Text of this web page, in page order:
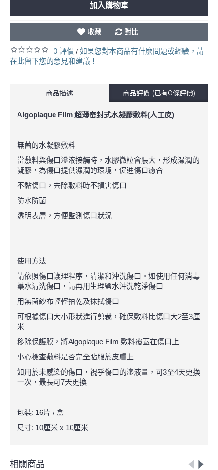
加入購物車
收藏 對比
0 評價 / 如果您對本商品有什麼問題或經驗，請
在此留下您的意見和建議！
商品描述 商品評價 (已有0條評價)
Algoplaque Film 超薄密封式水凝膠敷料(人工皮)
無菌的水凝膠敷料
當敷料與傷口滲液接觸時，水膠微粒會脹大，形成濕潤的
凝膠，為傷口提供濕潤的環境，促進傷口癒合
不黏傷口，去除敷料時不損害傷口
防水防菌
透明表層，方便監測傷口狀況
使用方法
請依照傷口護理程序，清潔和沖洗傷口。如使用任何消毒
藥水清洗傷口，請再用生理鹽水沖洗乾淨傷口
用無菌紗布輕輕拍乾及抹拭傷口
可根據傷口大小形狀進行剪裁，確保敷料比傷口大2至3厘
米
移除保護膜，將Algoplaque Film 敷料覆蓋在傷口上
小心檢查敷料是否完全貼服於皮膚上
如用於未感染的傷口，視乎傷口的滲液量，可3至4天更換
一次，最長可7天更換
包裝: 16片 / 盒
尺寸: 10厘米 x 10厘米
相關商品